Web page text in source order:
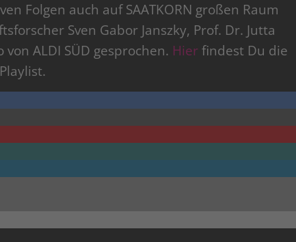
Folgen auch auf SAATKORN großen Raum
Sven Gabor Janszky, Prof. Dr. Jutta
ALDI SÜD gesprochen. Hierfindest Du die